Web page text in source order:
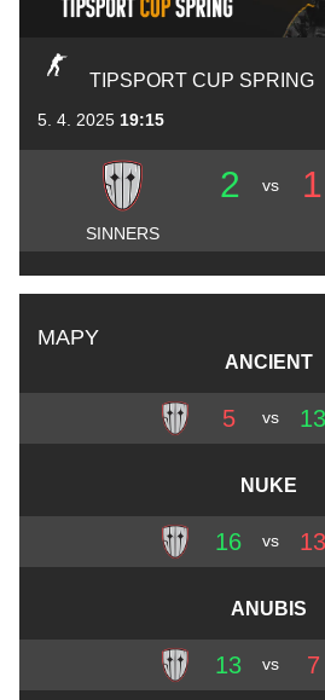
TIPSPORT CUP SPRING
5. 4. 2025 19:15
2 vs 1
SINNERS
MAPY
ANCIENT
5 vs 13
NUKE
16 vs 13
ANUBIS
13 vs 7